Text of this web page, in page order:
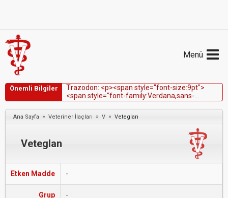
Menü
Önemli Bilgiler Trazodon: <p><span stye="font-size:9pt">
<span stye="font-fami y:Verdana,sans-
serif">Trazodon,köpeklerdestresliolaylardan
(örneğin,fırtınalar,veterinerrandevuları)önce
an ksiyol tik o a akyayg
Ana Sayfa » Veteriner İlaçları » V » Veteglan
Veteglan
Etken Madde -
Grup -